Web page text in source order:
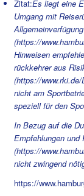
Zitat:Es liegt eine
Umgang mit
(https://
Hinweisen
rückkehrer aus
(https://
nicht am
speziell für den
In Bezug auf die
Empfehlungen und
(https://
nicht zwingend
https://